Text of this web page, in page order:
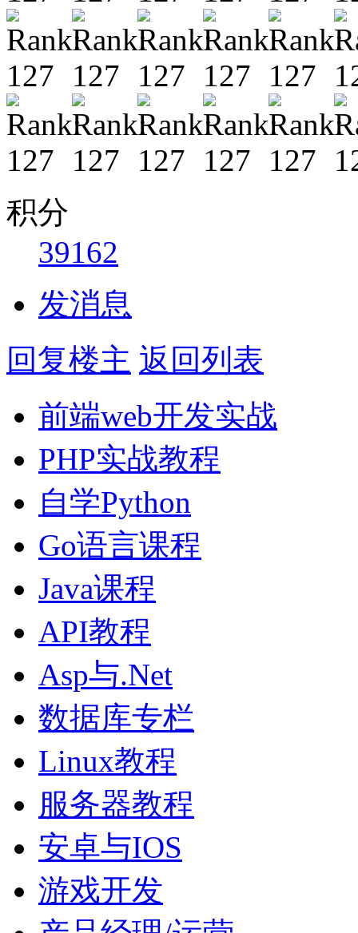
积分
39162
发消息
回复楼主 返回列表
前端web开发实战
PHP实战教程
自学Python
Go语言课程
Java课程
API教程
Asp与.Net
数据库专栏
Linux教程
服务器教程
安卓与IOS
游戏开发